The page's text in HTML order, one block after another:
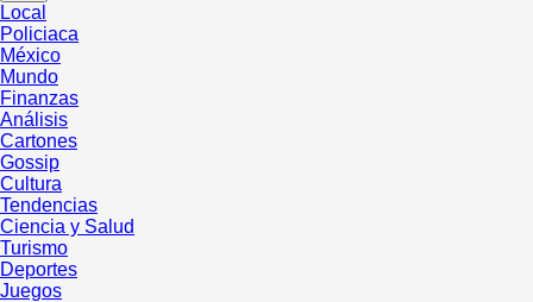
Local
Policiaca
México
Mundo
Finanzas
Análisis
Cartones
Gossip
Cultura
Tendencias
Ciencia y Salud
Turismo
Deportes
Juegos